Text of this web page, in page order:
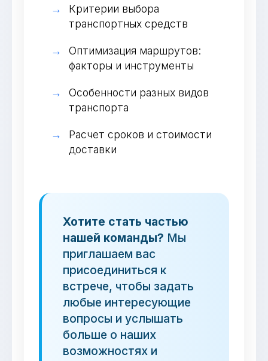
Критерии выбора
транспортных средств
Оптимизация маршрутов:
факторы и инструменты
Особенности разных видов
транспорта
Расчет сроков и стоимости
доставки
Хотите стать частью
нашей команды? Мы
приглашаем вас
присоединиться к
встрече, чтобы задать
любые интересующие
вопросы и услышать
больше о наших
возможностях и